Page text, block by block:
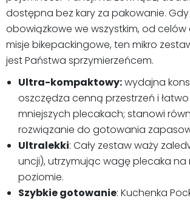
dostępna bez kary za pakowanie. Gdy
obowiązkowe we wszystkim, od celów
misje bikepackingowe, ten mikro
jest Państwa sprzymierzeńcem.
Ultra-kompaktowy:wydajna
oszczędza cenną przestrzeń i
mniejszych plecakach; stanowi
rozwiązanie do gotowania
Ultralekki: Cały zestaw waży
uncji), utrzymując wagę plecaka na
poziomie.
Szybkie gotowanie: Kuchenka